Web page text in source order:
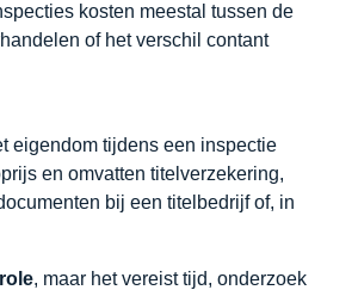
kosten meestal tussen de
of het verschil contant
eigendom tijdens een inspectie
en omvatten titelverzekering,
bij een titelbedrijf of, in
, maar het vereist tijd, onderzoek